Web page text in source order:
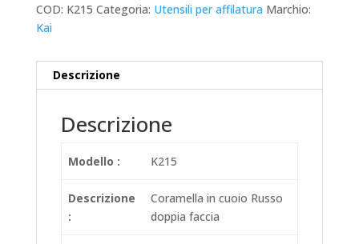
COD: K215 Categoria: Utensili per affilatura Marchio:
Kai
Descrizione
Descrizione
Modello : K215
Descrizione
:
Coramella in cuoio Russo
doppia faccia